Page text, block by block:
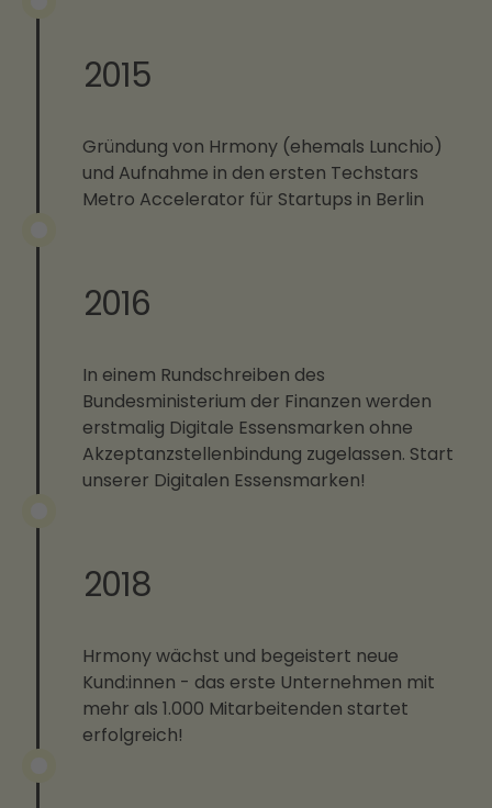
2015
Gründung von Hrmony (ehemals Lunchio)
und Aufnahme in den ersten Techstars
Metro Accelerator für Startups in Berlin
2016
In einem Rundschreiben des
Bundesministerium der Finanzen werden
erstmalig Digitale Essensmarken ohne
Akzeptanzstellenbindung zugelassen. Start
unserer Digitalen Essensmarken!
2018
Hrmony wächst und begeistert neue
Kund:innen - das erste Unternehmen mit
mehr als 1.000 Mitarbeitenden startet
erfolgreich!